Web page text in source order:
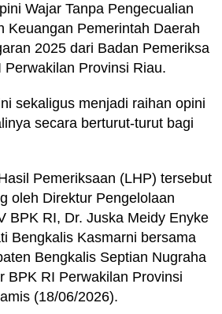
Wajar Tanpa Pengecualian
Keuangan Pemerintah Daerah
2025 dari Badan Pemeriksa
Perwakilan Provinsi Riau.
sekaligus menjadi raihan opini
secara berturut-turut bagi
Pemeriksaan (LHP) tersebut
oleh Direktur Pengelolaan
BPK RI, Dr. Juska Meidy Enyke
Bengkalis Kasmarni bersama
Bengkalis Septian Nugraha
BPK RI Perwakilan Provinsi
(18/06/2026).